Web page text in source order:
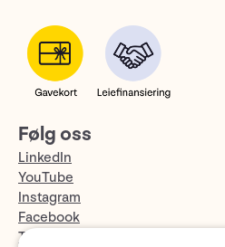
Følg oss
LinkedIn
YouTube
Instagram
Facebook
TikTok